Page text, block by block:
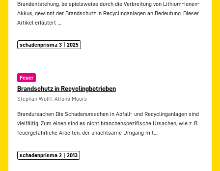
Brandentstehung, beispielsweise durch die Verbreitung von Lithium-Ionen-
Akkus, gewinnt der Brandschutz in Recyclinganlagen an Bedeutung. Dieser
Artikel erläutert
schadenprisma 3 | 2025
Feuer
Brandschutz in Recyclingbetrieben
Stephan Wolff, Alfons Moors
Brandursachen Die Schadenursachen in Abfall- und Recyclinganlagen sind
vielfältig. Zum einen sind es nicht branchenspezifische Ursachen, wie z. B.
feuergefährliche Arbeiten, der unachtsame Umgang mit…
schadenprisma 2 | 2013